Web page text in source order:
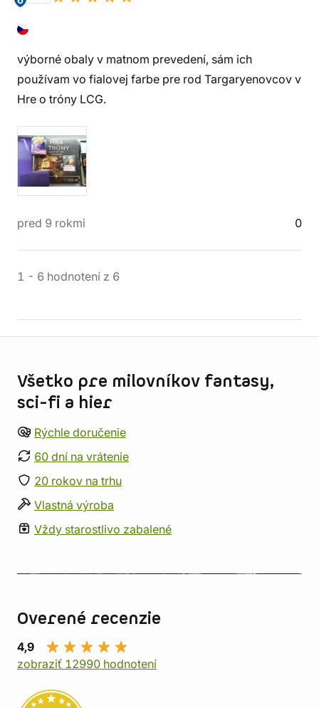
výborné obaly v matnom prevedení, sám ich
používam vo fialovej farbe pre rod Targaryenovcov v
Hre o tróny LCG.
pred 9 rokmi 0
1 - 6 hodnotení z 6
Všetko pre milovníkov fantasy,
sci-fi a hier
Rýchle doručenie
60 dní na vrátenie
20 rokov na trhu
Vlastná výroba
Vždy starostlivo zabalené
Overené recenzie
4,9
zobraziť 12990 hodnotení